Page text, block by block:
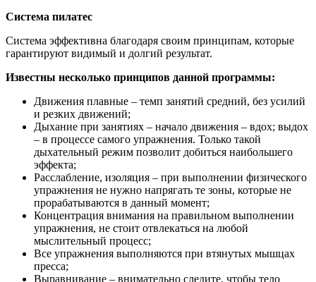
Система пилатес
Система эффективна благодаря своим принципам, которые
гарантируют видимый и долгий результат.
Известны несколько принципов данной программы:
Движения плавные – темп занятий средний, без усилий
и резких движений;
Дыхание при занятиях – начало движения – вдох; выдох
– в процессе самого упражнения. Только такой
дыхательный режим позволит добиться наибольшего
эффекта;
Расслабление, изоляция – при выполнении физического
упражнения не нужно напрягать те зоны, которые не
прорабатываются в данный момент;
Концентрация внимания на правильном выполнении
упражнения, не стоит отвлекаться на любой
мыслительный процесс;
Все упражнения выполняются при втянутых мышцах
пресса;
Выравнивание – внимательно следите, чтобы тело